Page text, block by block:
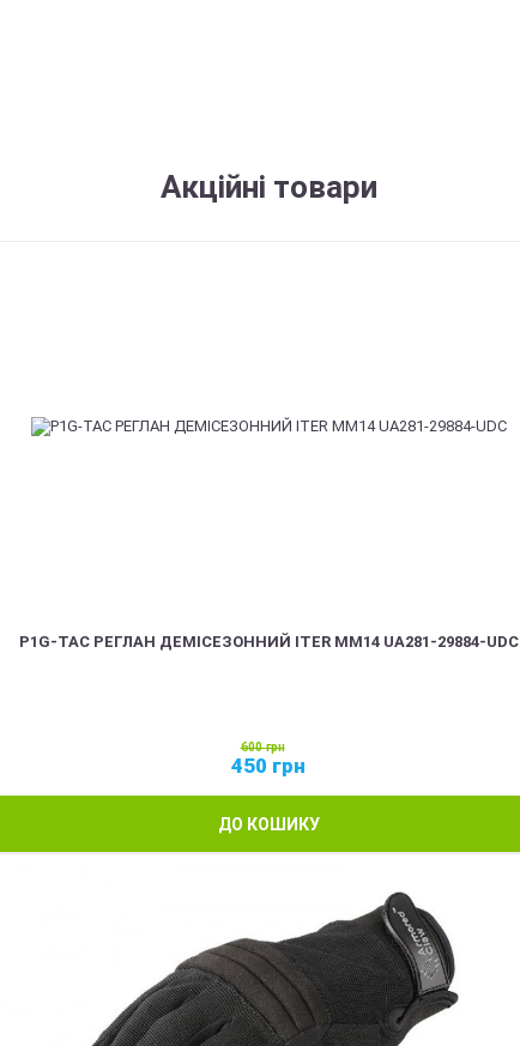
Акційні товари
P1G-TAC РЕГЛАН ДЕМІСЕЗОННИЙ ITER ММ14 UA281-29884-UDC
600грн
450 грн
ДО КОШИКУ